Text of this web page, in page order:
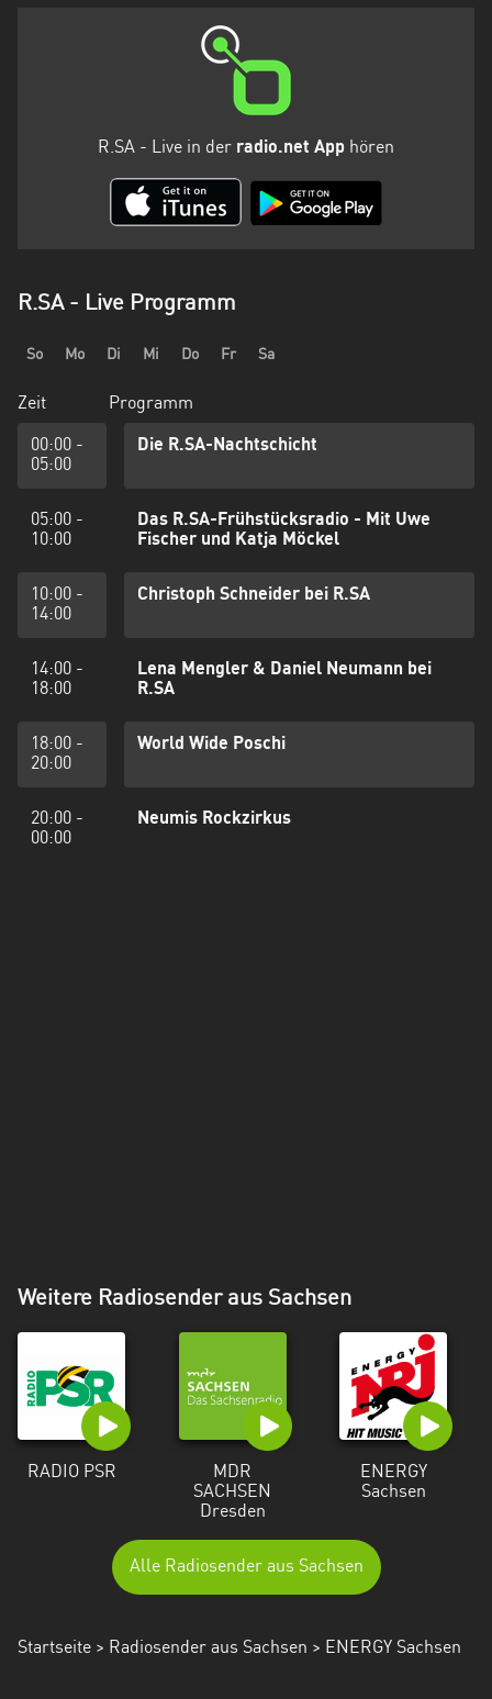
R.SA - Live in der radio.net App hören
R.SA - Live Programm
So Mo Di Mi Do Fr Sa
Zeit Programm
00:00 -
05:00
Die R.SA-Nachtschicht
05:00 -
10:00
Das R.SA-Frühstücksradio - Mit Uwe
Fischer und Katja Möckel
10:00 -
14:00
Christoph Schneider bei R.SA
14:00 -
18:00
Lena Mengler & Daniel Neumann bei
R.SA
18:00 -
20:00
World Wide Poschi
20:00 -
00:00
Neumis Rockzirkus
Weitere Radiosender aus Sachsen
RADIO PSR
MDR
SACHSEN
Dresden
ENERGY
Sachsen
Alle Radiosender aus Sachsen
Startseite > Radiosender aus Sachsen > ENERGY Sachsen